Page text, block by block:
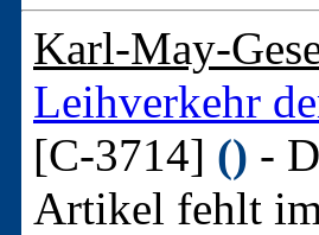
Karl-May-
Leihverkehr
[C-3714] () -
Artikel fehlt